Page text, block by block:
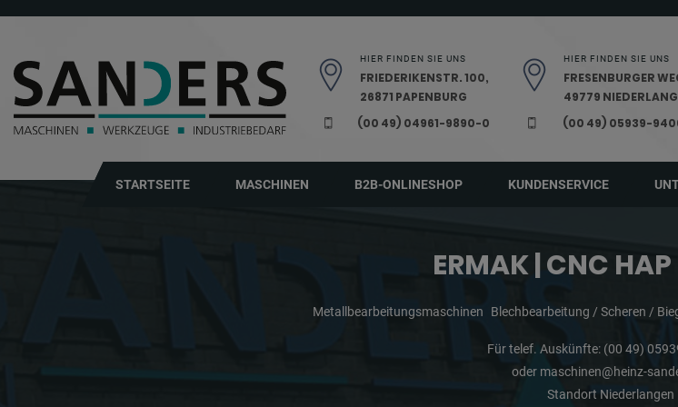
HIER FINDEN SIE UNS
FRIEDERIKENSTR. 100,
26871 PAPENBURG
(00 49) 04961-9890-0
HIER FINDEN SIE UNS
FRESENBURGER
49779
(00 49) 05939-
STARTSEITE MASCHINEN B2B-ONLINESHOP KUNDENSERVICE
ERMAK | CNC
Metallbearbeitungsmaschinen Blechbearbeitung / Scheren /
Für telef. Auskünfte: (00 49)
oder maschinen@heinz-
Standort Niederlangen